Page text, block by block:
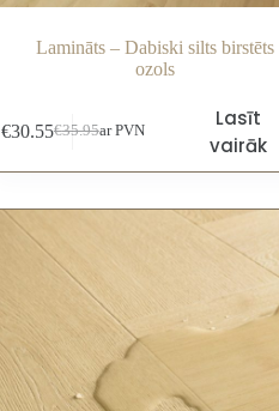
Lamināts – Dabiski silts birstēts
ozols
€35.95
€30.55 ar PVN
Lasīt
vairāk